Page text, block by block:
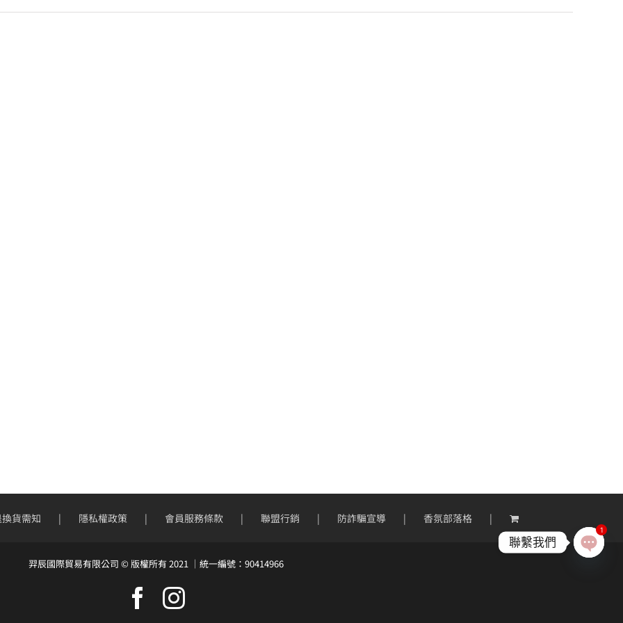
貨需知 隱私權政策 會員服務條款 聯盟行銷 防詐騙宣導 香氛部落格
羿辰國際貿易有限公司 © 版權所有 2021 ｜統一編號：90414966
Facebook
Instagram
聯繫我們
1